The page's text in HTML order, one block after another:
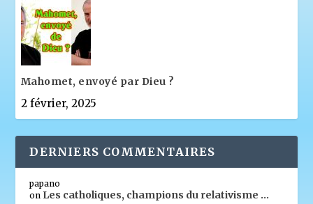
Mahomet, envoyé par Dieu ?
2 février, 2025
DERNIERS COMMENTAIRES
papano
on Les catholiques, champions du relativisme …